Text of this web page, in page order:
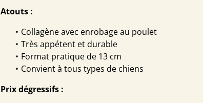
Atouts :
Collagène avec enrobage au poulet
Très appétent et durable
Format pratique de 13 cm
Convient à tous types de chiens
Prix dégressifs :